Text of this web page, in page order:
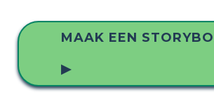
MAAK EEN
▶